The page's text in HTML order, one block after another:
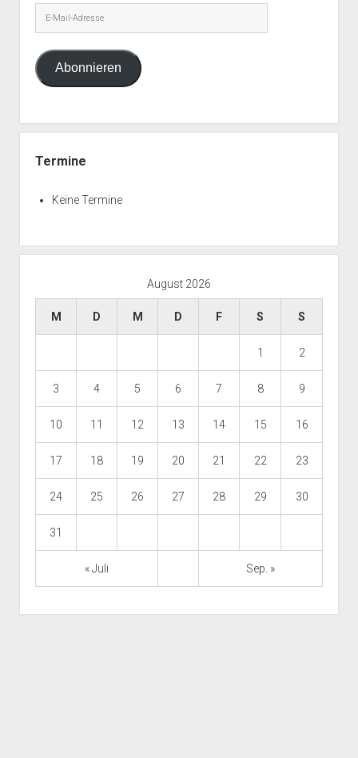
Mail-
Adresse
Abonnieren
Termine
Keine Termine
August 2026
M D M D F S S
1 2
3 4 5 6 7 8 9
10 11 12 13 14 15 16
17 18 19 20 21 22 23
24 25 26 27 28 29 30
31
« Juli Sep. »